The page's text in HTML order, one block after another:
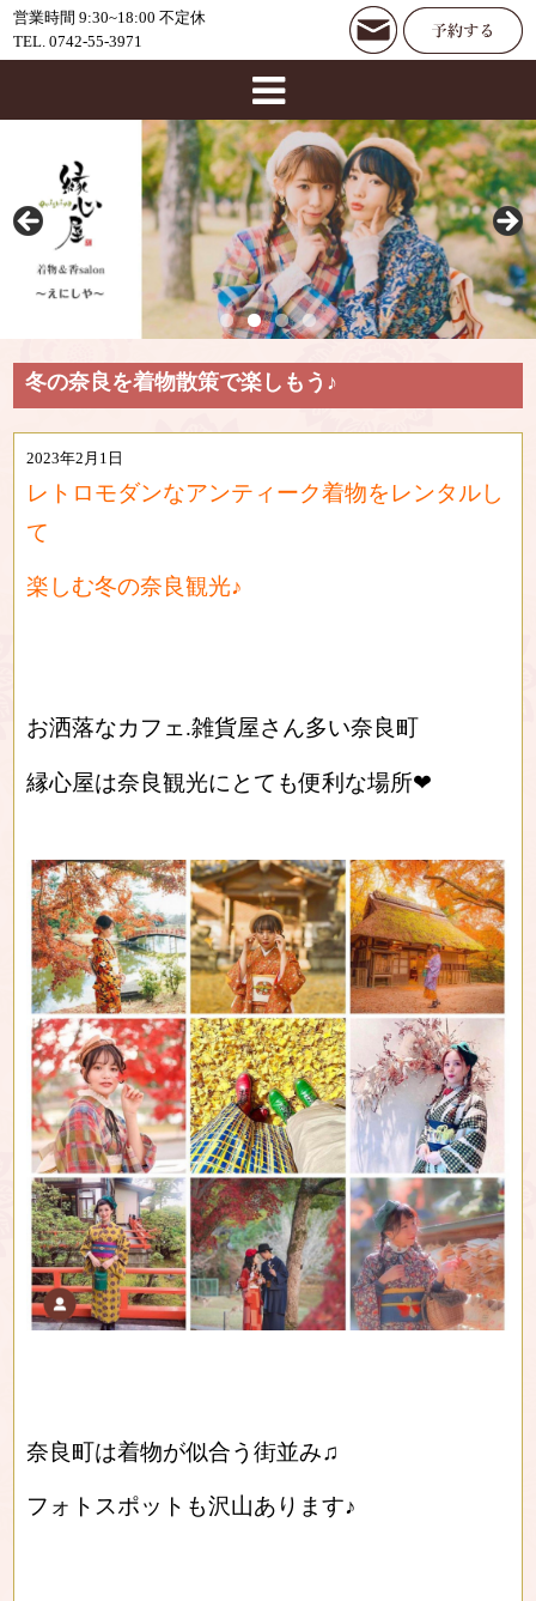
営業時間 9:30~18:00 不定休
TEL. 0742-55-3971
冬の奈良を着物散策で楽しもう♪
2023年2月1日
レトロモダンなアンティーク着物をレンタルし
て
楽しむ冬の奈良観光♪
お洒落なカフェ.雑貨屋さん多い奈良町
縁心屋は奈良観光にとても便利な場所❤︎
奈良町は着物が似合う街並み♫
フォトスポットも沢山あります♪